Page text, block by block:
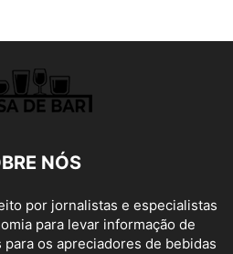
NÓS
por jornalistas e especialistas
para levar informação de
os apreciadores de bebidas